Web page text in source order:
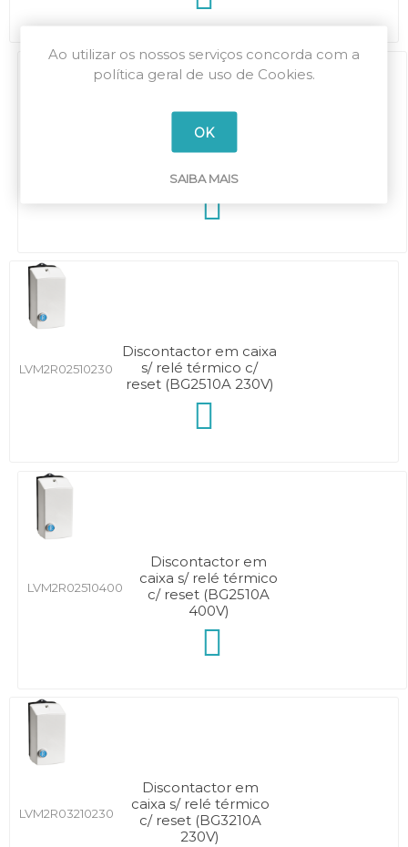
Discontactor em caixa
s/ relé térmico c/
reset (BG1810A 400V)
LVM2R02510230
Discontactor em caixa
s/ relé térmico c/
reset (BG2510A 230V)
LVM2R02510400
Discontactor em
caixa s/ relé térmico
c/ reset (BG2510A
400V)
LVM2R03210230
Discontactor em
caixa s/ relé térmico
c/ reset (BG3210A
230V)
Ao utilizar os nossos serviços concorda com a
política geral de uso de Cookies.
OK
SAIBA MAIS